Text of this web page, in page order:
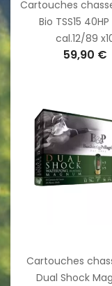
Cartouches
Bio TSS15
cal.12/89
59,90 €
Cartouches
Dual Shock